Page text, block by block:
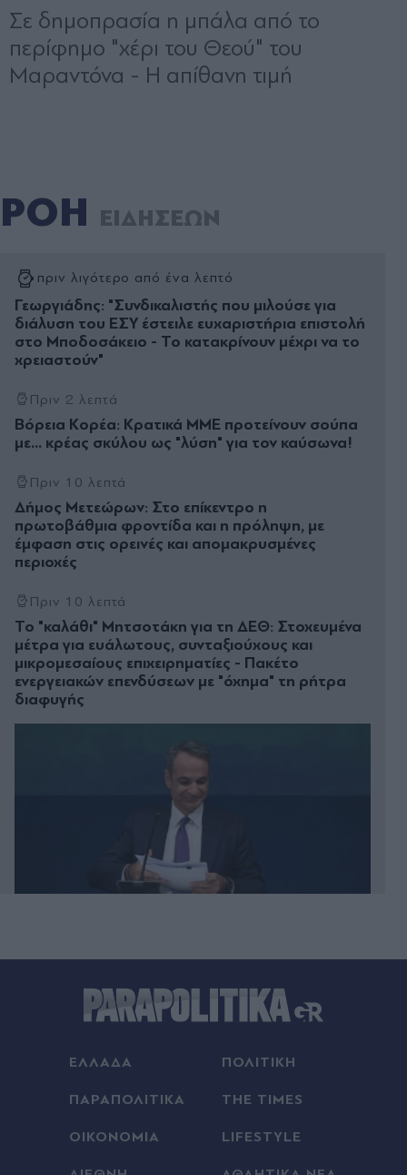
ΡΟΗ ΕΙΔΗΣΕΩΝ
πριν λιγότερο από ένα λεπτό
Γεωργιάδης: "Συνδικαλιστής που μιλούσε για
διάλυση του ΕΣΥ έστειλε ευχαριστήρια επιστολή
στο Μποδοσάκειο - Το κατακρίνουν μέχρι να το
χρειαστούν"
Πριν 2 λεπτά
Βόρεια Κορέα: Κρατικά ΜΜΕ προτείνουν σούπα
με... κρέας σκύλου ως "λύση" για τον καύσωνα!
Πριν 10 λεπτά
Δήμος Μετεώρων: Στο επίκεντρο η
πρωτοβάθμια φροντίδα και η πρόληψη, με
έμφαση στις ορεινές και απομακρυσμένες
περιοχές
Πριν 10 λεπτά
Το "καλάθι" Μητσοτάκη για τη ΔΕΘ: Στοχευμένα
μέτρα για ευάλωτους, συνταξιούχους και
μικρομεσαίους επιχειρηματίες - Πακέτο
ενεργειακών επενδύσεων με "όχημα" τη ρήτρα
διαφυγής
Πριν 17 λεπτά
Άγκυρα: Επαναφέρει τις "γκρίζες ζώνες" στο
Αιγαίο με φόντο το ελληνικό χωροταξικό πλαίσιο
για τον τουρισμό
Πριν 26 λεπτά
Μαρία Σολωμού: Οι απογευματινές βουτιές με
μπικίνι στη θάλασσα - "Σκέφτεστε τίποτα
Πριν 27 λεπτά
ΕΛΛΑΔΑ ΠΟΛΙΤΙΚΗ
ΠΑΡΑΠΟΛΙΤΙΚΑ THE TIMES
ΟΙΚΟΝΟΜΙΑ LIFESTYLE